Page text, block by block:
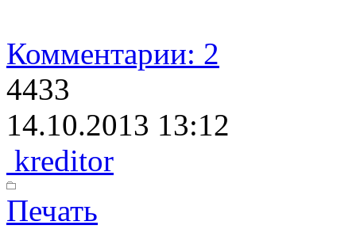
Комментарии: 2
4433
14.10.2013 13:12
kreditor
Печать